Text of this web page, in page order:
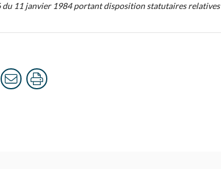
du 11 janvier 1984 portant disposition statutaires